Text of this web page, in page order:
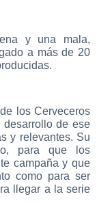
y una mala,
a más de 20
los Cerveceros
de ese
y relevantes. Su
para que los
campaña y que
como para ser
llegar a la serie